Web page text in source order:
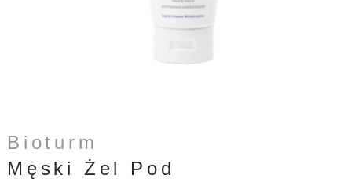
Bioturm
Męski Żel Pod